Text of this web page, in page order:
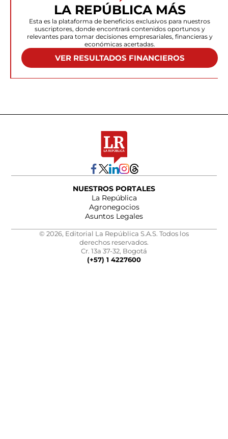
LA REPÚBLICA MÁS
Esta es la plataforma de beneficios exclusivos para nuestros
suscriptores, donde encontrará contenidos oportunos y
relevantes para tomar decisiones empresariales, financieras y
económicas acertadas.
VER RESULTADOS FINANCIEROS
NUESTROS PORTALES
La República
Agronegocios
Asuntos Legales
© 2026, Editorial La República S.A.S. Todos los
derechos reservados.
Cr. 13a 37-32, Bogotá
(+57) 1 4227600